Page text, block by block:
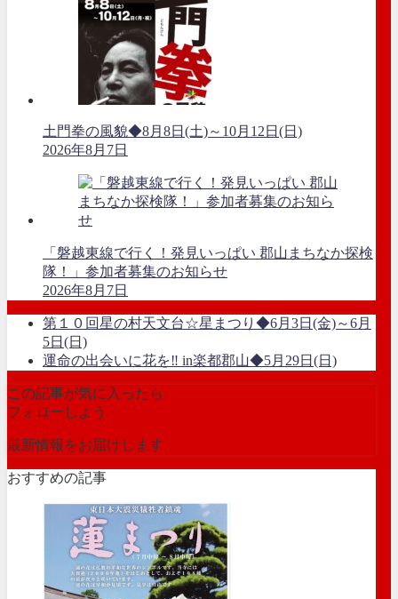
土門拳の風貌◆8月8日(土)～10月12日(日)
2026年8月7日
「磐越東線で行く！発見いっぱい 郡山まちなか探検
隊！」参加者募集のお知らせ
2026年8月7日
第１０回星の村天文台☆星まつり◆6月3日(金)～6月
5日(日)
運命の出会いに花を‼︎ in楽都郡山◆5月29日(日)
この記事が気に入ったら
フォローしよう
最新情報をお届けします
おすすめの記事